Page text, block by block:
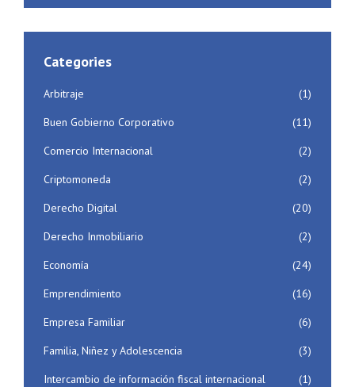
Categories
Arbitraje
(1)
Buen Gobierno Corporativo
(11)
Comercio Internacional
(2)
Criptomoneda
(2)
Derecho Digital
(20)
Derecho Inmobiliario
(2)
Economía
(24)
Emprendimiento
(16)
Empresa Familiar
(6)
Familia, Niñez y Adolescencia
(3)
Intercambio de información fiscal internacional
(1)